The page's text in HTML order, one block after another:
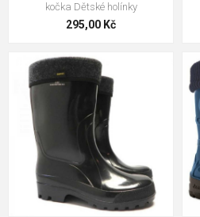
kočka Dětské holínky
295,00 Kč